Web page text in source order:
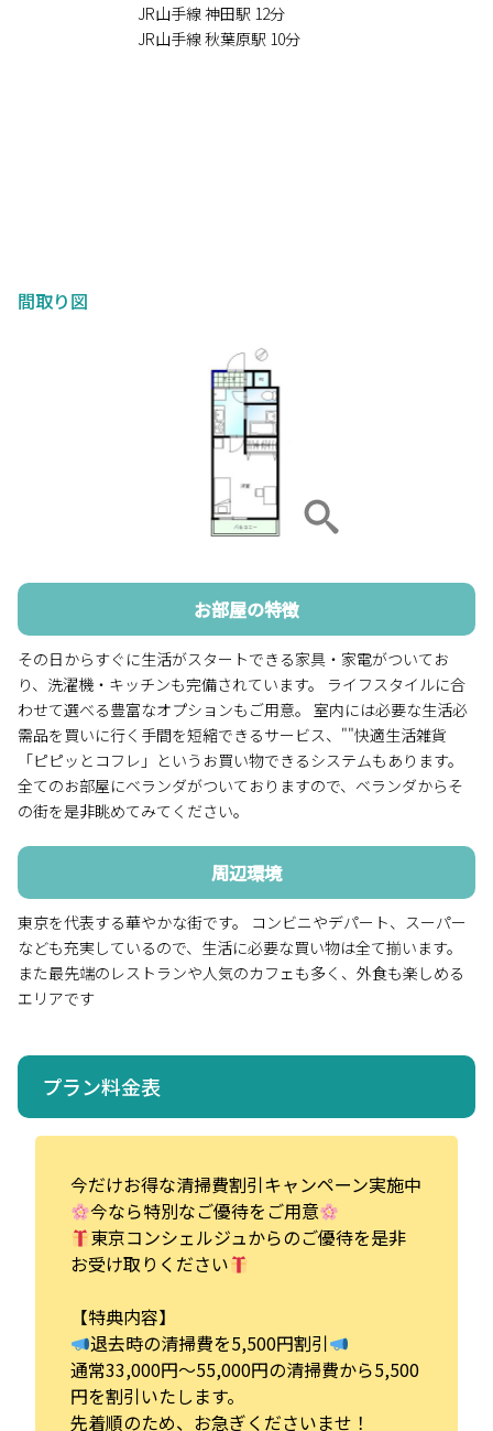
JR山手線 神田駅 12分
JR山手線 秋葉原駅 10分
間取り図
お部屋の特徴
その日からすぐに生活がスタートできる家具・家電がついてお
り、洗濯機・キッチンも完備されています。 ライフスタイルに合
わせて選べる豊富なオプションもご用意。 室内には必要な生活必
需品を買いに行く手間を短縮できるサービス、""快適生活雑貨
「ピピッとコフレ」というお買い物できるシステムもあります。
全てのお部屋にベランダがついておりますので、ベランダからそ
の街を是非眺めてみてください。
周辺環境
東京を代表する華やかな街です。 コンビニやデパート、スーパー
なども充実しているので、生活に必要な買い物は全て揃います。
また最先端のレストランや人気のカフェも多く、外食も楽しめる
エリアです
プラン料金表
今だけお得な清掃費割引キャンペーン実施中
今なら特別なご優待をご用意
東京コンシェルジュからのご優待を是非
お受け取りください
【特典内容】
退去時の清掃費を5,500円割引
通常33,000円～55,000円の清掃費から5,500
円を割引いたします。
先着順のため、お急ぎくださいませ！